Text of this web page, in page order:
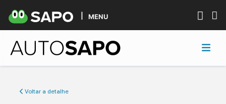
MENU
Voltar a detalhe